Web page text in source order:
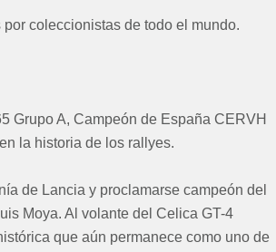
coleccionistas de todo el mundo.
Grupo A, Campeón de España CERVH
la historia de los rallyes.
de Lancia y proclamarse campeón del
Moya. Al volante del Celica GT-4
que aún permanece como uno de